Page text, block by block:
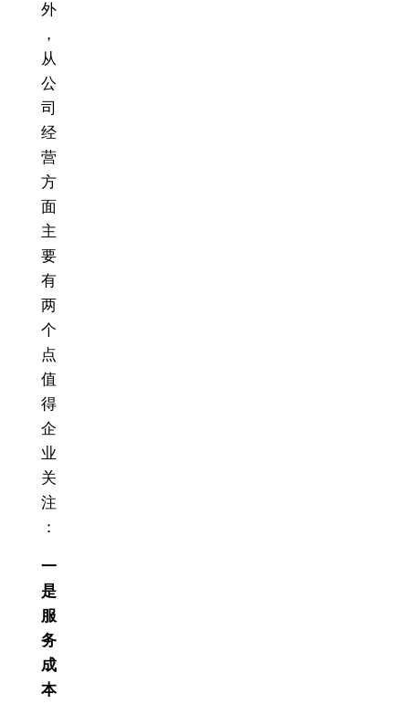
外
，
从
公
司
经
营
方
面
主
要
有
两
个
点
值
得
企
业
关
注
：
一
是
服
务
成
本